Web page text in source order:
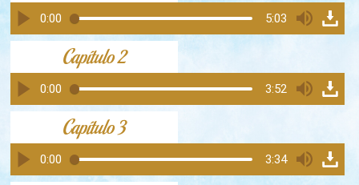
0:00 5:03
Capítulo 2
0:00 3:52
Capítulo 3
0:00 3:34